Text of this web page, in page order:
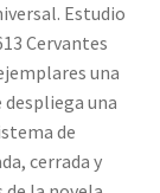
Estudio
Cervantes
una
despliega una
de
cerrada y